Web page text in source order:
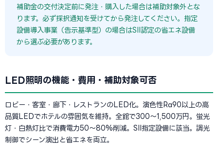
補助金の交付決定前に発注・購入した場合は補助対象外とな
ります。必ず採択通知を受けてから発注してください。指定
設備導入事業（告示基準型）の場合はSII認定の省エネ設備
から選ぶ必要があります。
LED照明の機能・費用・補助対象可否
ロビー・客室・廊下・レストランのLED化。演色性Ra90以上の高
品質LEDでホテルの雰囲気を維持。全館で300〜1,500万円。蛍光
灯・白熱灯比で消費電力50〜80%削減。SII指定設備に該当。調光
制御でシーン演出と省エネを両立。